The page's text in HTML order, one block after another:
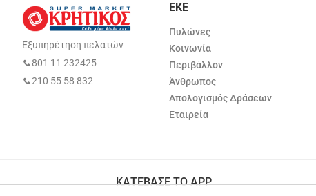
Εξυπηρέτηση πελατών
801 11 232425
210 55 58 832
ΕΚΕ
Πυλώνες
Κοινωνία
Περιβάλλον
Άνθρωπος
Απολογισμός Δράσεων
Εταιρεία
ΚΑΤΕΒΑΣΕ ΤΟ APP